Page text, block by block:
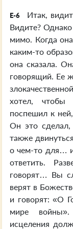
E-6
Итак,
Видите?
мимо. Когда
каким-то
она сказала.
говорящий. Ее
хотел,
поспешил к
Он это
также
о чем-то для…
ответить.
говорят… Вы
верят в
и говорят: «О
мире
исцеления